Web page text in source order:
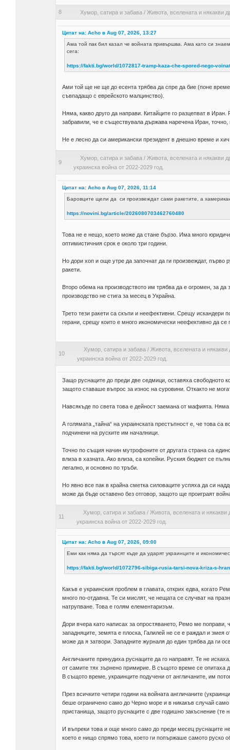
8 Хумор, сатира и забава / Живота, вселената и някакви
Цитат на: Acho в Aug 07, 2026, 13:27
Ама той пак бил казал че войната привършва. Ама като си
сега:
https://fakti.bg/world/1072817-tramp-kaza-che-spored-nego-
Ами той ще не ще до есента трябва да спре да бие (поне
съвпадащо с еврейското малцинство).
Няма, какво друго да направи. Китайците го разцепват в
забравили, че е съществувала държава наречена Иран,
Не е лесно да си американски президент в днешно време и
9
Хумор, сатира и забава / Живота, вселената и някакви
украинска война от 2022-2029 год.
Цитат на: Acho в Aug 07, 2026, 11:14
Баровците щели да си произвеждат сами ракетите, а
https://novini.bg/article/2026080703462760480
Това не е нещо, което може да стане бързо. Има много
оптимистичния срок е около три години.
Но дори хоп и още утре да започнат да ги произвеждат, първо
ракети.
Второ обема на производството им трябва да е огромен, за
производство не стига за месец в Украйна.
Трето тези ракети са скъпи и неефективни. Срещу искандери
герани, срещу които е много икономически неефективно да се
10
Хумор, сатира и забава / Живота, вселената и някакви
украинска война от 2022-2029 год.
Защо руснаците до преди две седмици, оставяха свободното
защото ставаше въпрос за износ на суровини. Откакто не
Навсякъде по света това е дейност заемана от мафията.
А голямата „тайна“ на украинската престъпност е, че това
подчинени на руските им началници.
Точно по същия начин мутрофоните от другата страна са
влиза в хазната. Ако влиза, са копейки. Руския бюджет се
легално, и основно по тръби.
Но явно все пак в крайна сметка силоваците успяха да си
може да бъде оставено без отговор, защото ще проиграят
11
Хумор, сатира и забава / Живота, вселената и някакви
украинска война от 2022-2029 год.
Цитат на: Acho в Aug 07, 2026, 09:00
Еми как няма да търсят къде да ударят украинците и
https://fakti.bg/world/1072796-sibiga-rusia-tarsi-nova-kriza-s-
Какъв е украинския проблем в главата, открих едва, когато
много по-отдавна. Те си мислят, че нещата се случват на
натрупване. Това е голям елементаризъм.
Дори вчера като написах за опростяването, Ремо ме
западняците, земята е плоска, Галилей не се е раждал и змея
може да я затвори. Западните журналя до един трябва да ги
Англичаните принудиха руснаците да го направят. Те не
от самите тях зърнено примирие. В същото време се опитаха
В същото време, украинците подучени от англичаните, им
През всичките четири години на войната англичаните
беше ограничено само до Черно море и в никакъв случай
пристанища, защото руснаците с две годишно закъснение (те
И въпреки това и още много само до преди месец руснаците
което е нищо спрямо това, което ги попържаше самото руско